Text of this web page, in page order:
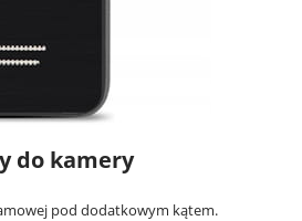
do kamery
pod dodatkowym kątem.